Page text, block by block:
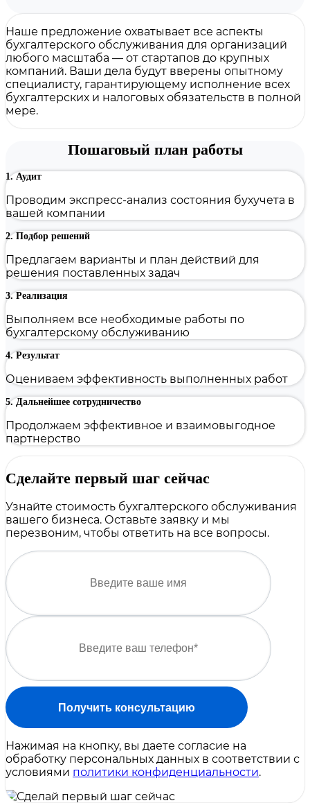
Наше предложение охватывает все аспекты
бухгалтерского обслуживания для организаций
любого масштаба — от стартапов до крупных
компаний. Ваши дела будут вверены опытному
специалисту, гарантирующему исполнение всех
бухгалтерских и налоговых обязательств в полной
мере.
Пошаговый план работы
1. Аудит
Проводим экспресс-анализ состояния бухучета в
вашей компании
2. Подбор решений
Предлагаем варианты и план действий для
решения поставленных задач
3. Реализация
Выполняем все необходимые работы по
бухгалтерскому обслуживанию
4. Результат
Оцениваем эффективность выполненных работ
5. Дальнейшее сотрудничество
Продолжаем эффективное и взаимовыгодное
партнерство
Сделайте первый шаг сейчас
Узнайте стоимость бухгалтерского обслуживания
вашего бизнеса. Оставьте заявку и мы
перезвоним, чтобы ответить на все вопросы.
Получить консультацию
Нажимая на кнопку, вы даете согласие на
обработку персональных данных в соответствии с
условиями политики конфиденциальности.